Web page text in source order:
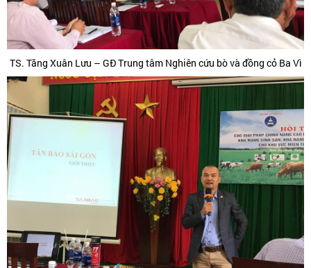
TS. Tăng Xuân Lưu – GĐ Trung tâm Nghiên cứu bò và đồng cỏ Ba Vì